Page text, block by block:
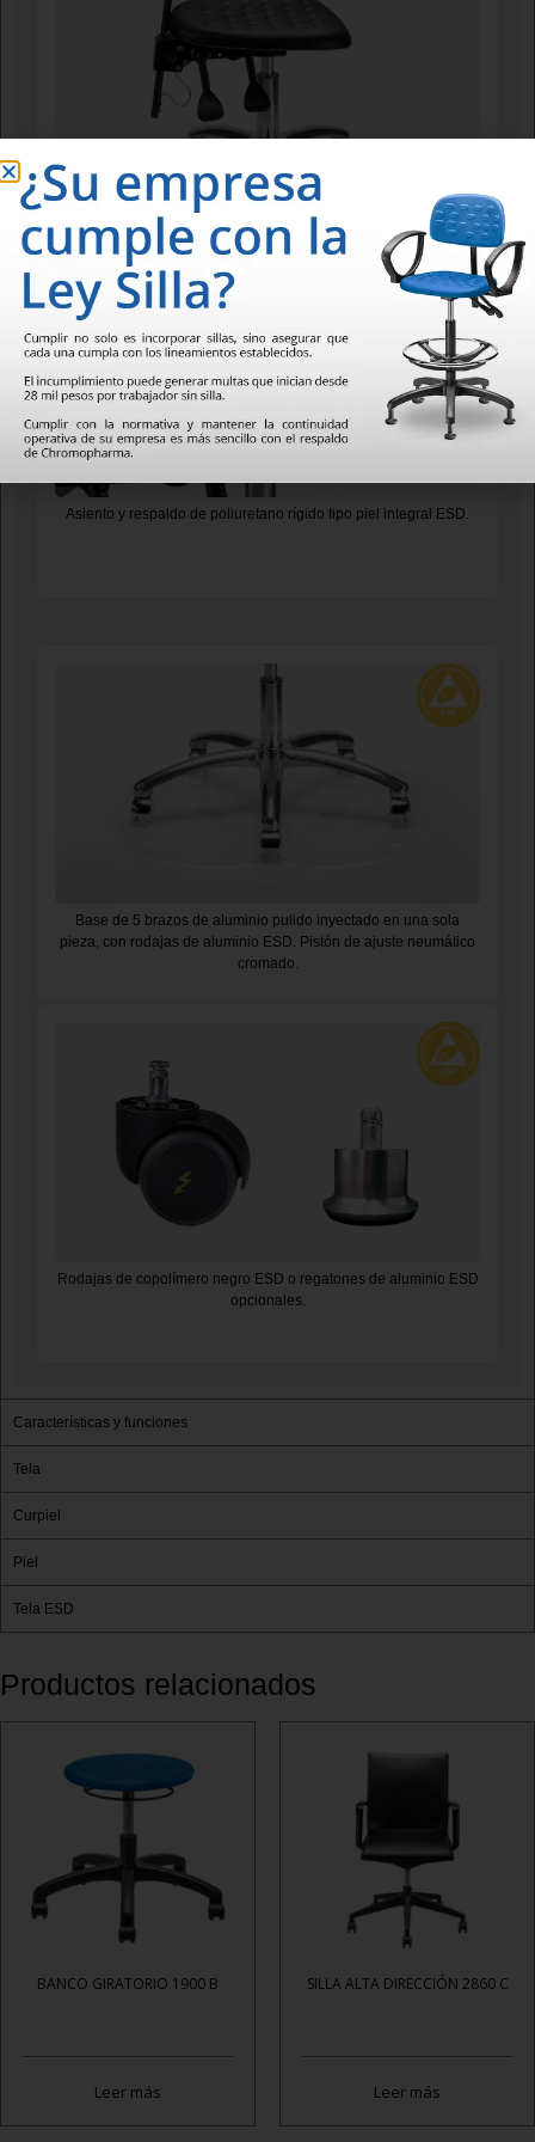
altura de respaldo por perilla y reclinación por palanca.
Asiento y respaldo de poliuretano rígido tipo piel integral ESD.
Base de 5 brazos de aluminio pulido inyectado en una sola
pieza, con rodajas de aluminio ESD. Pistón de ajuste neumático
cromado.
Rodajas de copolímero negro ESD o regatones de aluminio ESD
opcionales.
Características y funciones
Tela
Curpiel
Piel
Tela ESD
Productos relacionados
BANCO GIRATORIO 1900 B
Leer más
SILLA ALTA DIRECCIÓN 2860 C
Leer más